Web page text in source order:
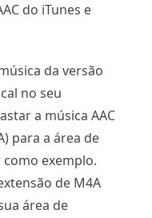
do iTunes e
da versão
no seu
a música AAC
para a área de
exemplo.
de M4A
área de